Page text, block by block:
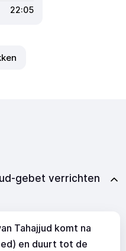
22:05
gebet verrichten
Tahajjud komt na
en duurt tot de